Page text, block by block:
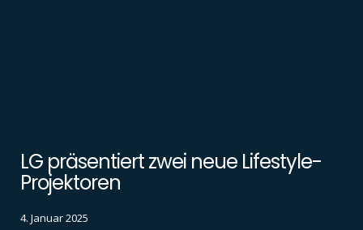
LG präsentiert zwei neue Lifestyle-
Projektoren
4. Januar 2025